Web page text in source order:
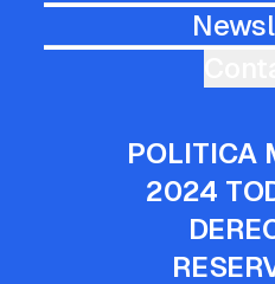
POLITICA
2024